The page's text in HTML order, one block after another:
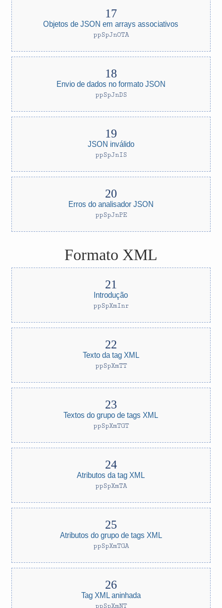
Objetos de JSON em arrays associativos
ppSpJnOTA
Envio de dados no formato JSON
ppSpJnDS
JSON inválido
ppSpJnIS
Erros do analisador JSON
ppSpJnPE
Formato XML
Introdução
ppSpXmInr
Texto da tag XML
ppSpXmTT
Textos do grupo de tags XML
ppSpXmTGT
Atributos da tag XML
ppSpXmTA
Atributos do grupo de tags XML
ppSpXmTGA
Tag XML aninhada
ppSpXmNT